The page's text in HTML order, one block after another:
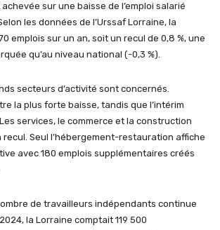
achevée sur une baisse de l’emploi salarié
les données de l’Urssaf Lorraine, la
emplois sur un an, soit un recul de 0,8 %, une
qu’au niveau national (-0,3 %).
secteurs d’activité sont concernés.
la plus forte baisse, tandis que l’intérim
services, le commerce et la construction
Seul l’hébergement-restauration affiche
avec 180 emplois supplémentaires créés
de travailleurs indépendants continue
la Lorraine comptait 119 500